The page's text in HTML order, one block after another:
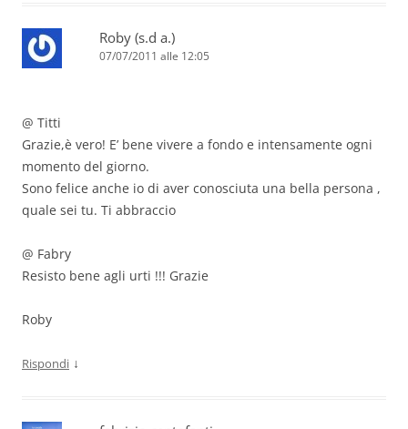
Roby (s.d a.)
07/07/2011 alle 12:05
@ Titti
Grazie,è vero! E’ bene vivere a fondo e intensamente ogni
momento del giorno.
Sono felice anche io di aver conosciuta una bella persona ,
quale sei tu. Ti abbraccio
@ Fabry
Resisto bene agli urti !!! Grazie
Roby
Rispondi ↓